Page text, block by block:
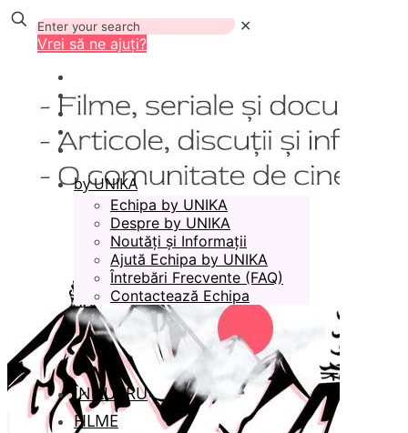
✕
Vrei să ne ajuți?
by UNIKA
Echipa by UNIKA
Despre by UNIKA
Noutăți și Informații
Ajută Echipa by UNIKA
Întrebări Frecvente (FAQ)
Contactează Echipa
ÎN LUCRU
FILME